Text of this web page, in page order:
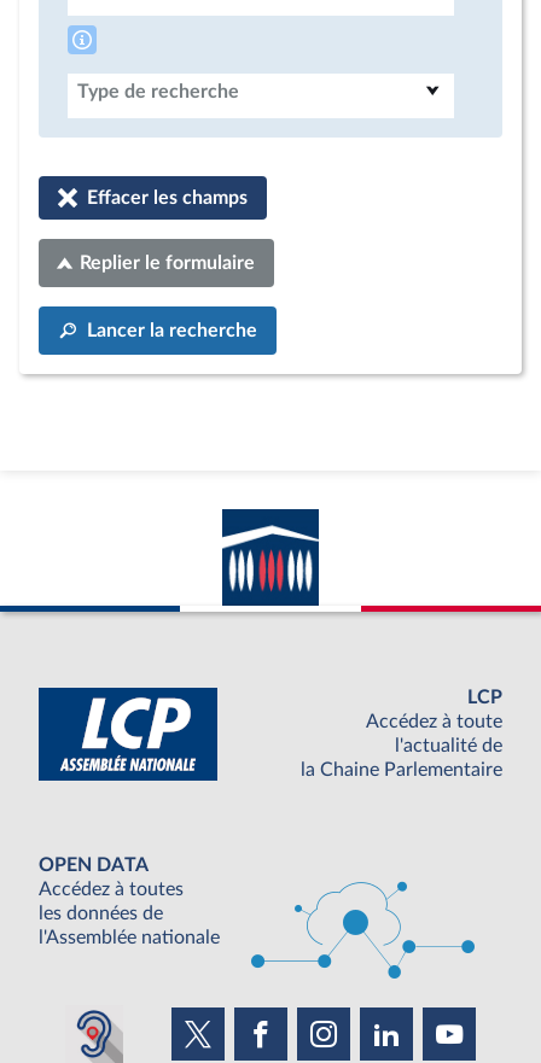
Type de recherche
Effacer les champs
Replier le formulaire
Lancer la recherche
LCP
Accédez à toute
l'actualité de
la Chaine Parlementaire
OPEN DATA
Accédez à toutes
les données de
l'Assemblée nationale